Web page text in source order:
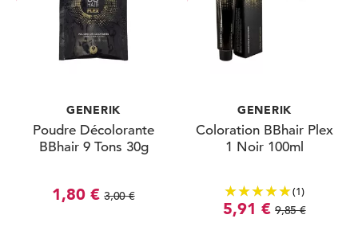
GENERIK
Poudre Décolorante
BBhair 9 Tons 30g
1,80 € 3,00 €
GENERIK
Coloration BBhair Plex
1 Noir 100ml
(1)
5,91 € 9,85 €